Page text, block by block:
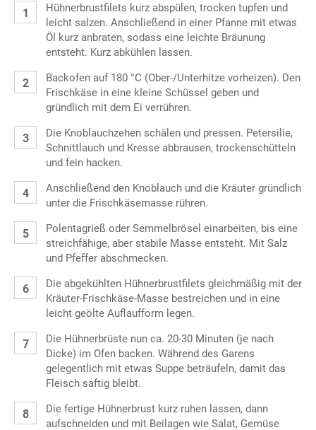
Hühnerbrustfilets kurz abspülen, trocken tupfen und
leicht salzen. Anschließend in einer Pfanne mit etwas
Öl kurz anbraten, sodass eine leichte Bräunung
entsteht. Kurz abkühlen lassen.
Backofen auf 180 °C (Ober-/Unterhitze vorheizen). Den
Frischkäse in eine kleine Schüssel geben und
gründlich mit dem Ei verrühren.
Die Knoblauchzehen schälen und pressen. Petersilie,
Schnittlauch und Kresse abbrausen, trockenschütteln
und fein hacken.
Anschließend den Knoblauch und die Kräuter gründlich
unter die Frischkäsemasse rühren.
Polentagrieß oder Semmelbrösel einarbeiten, bis eine
streichfähige, aber stabile Masse entsteht. Mit Salz
und Pfeffer abschmecken.
Die abgekühlten Hühnerbrustfilets gleichmäßig mit der
Kräuter-Frischkäse-Masse bestreichen und in eine
leicht geölte Auflaufform legen.
Die Hühnerbrüste nun ca. 20-30 Minuten (je nach
Dicke) im Ofen backen. Während des Garens
gelegentlich mit etwas Suppe beträufeln, damit das
Fleisch saftig bleibt.
Die fertige Hühnerbrust kurz ruhen lassen, dann
aufschneiden und mit Beilagen wie Salat, Gemüse